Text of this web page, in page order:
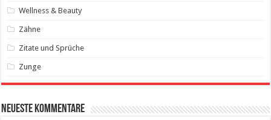
Wellness & Beauty
Zähne
Zitate und Sprüche
Zunge
Neueste Kommentare